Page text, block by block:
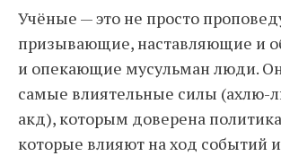
Учёные — это не просто
призывающие, наставляющие и
и опекающие мусульман люди.
самые влиятельные силы (ахлю-
акд), которым доверена
которые влияют на ход событий